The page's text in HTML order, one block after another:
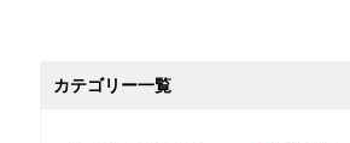
カテゴリー一覧